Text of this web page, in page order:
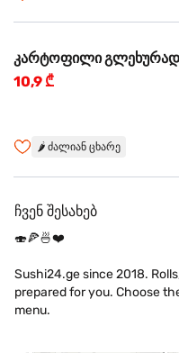
კარტოფილი გლეხურად
10,9 ₾
🌶️ ძალიან ცხარე
ჩვენ შესახებ
🍣🍕🍜❤️
Sushi24.ge since 2018.
prepared for you. Choose
menu.